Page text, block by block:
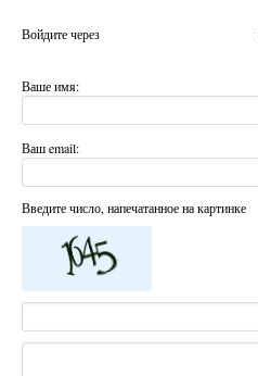
Войдите через
Ваше имя:
Ваш email:
Введите число, напечатанное на картинке